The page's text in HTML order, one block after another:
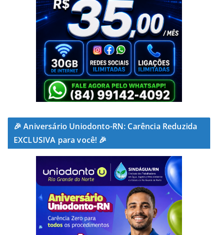
🎉 Aniversário Uniodonto-RN: Carência Reduzida
EXCLUSIVA para você! 🎉